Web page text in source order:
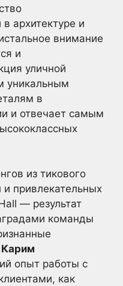
архитектуре и
внимание
и
уличной
уникальным
в
и отвечает самым
из тикового
привлекательных
— результат
команды
Карим
опыт работы с
как